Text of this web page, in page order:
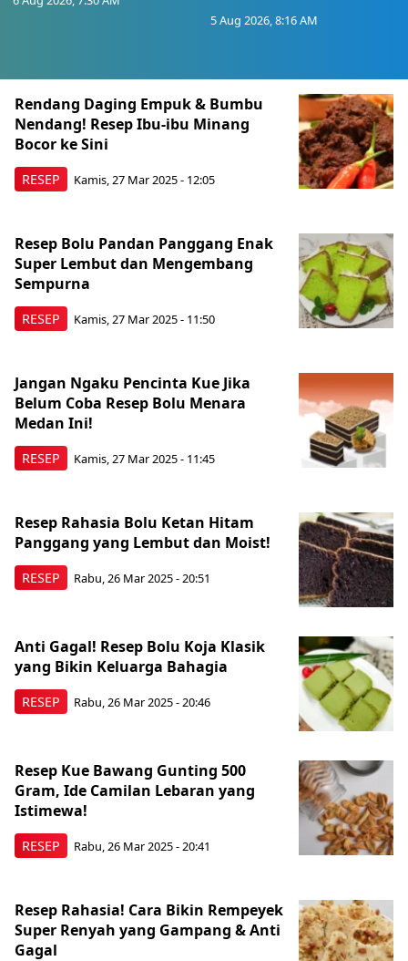
5 Aug 2026, 8:16 AM
RESEP
Rendang Daging Empuk & Bumbu
Nendang! Resep Ibu-ibu Minang
Bocor ke Sini
Kamis, 27 Mar 2025 - 12:05
RESEP
Resep Bolu Pandan Panggang Enak
Super Lembut dan Mengembang
Sempurna
Kamis, 27 Mar 2025 - 11:50
RESEP
Jangan Ngaku Pencinta Kue Jika
Belum Coba Resep Bolu Menara
Medan Ini!
Kamis, 27 Mar 2025 - 11:45
RESEP
Resep Rahasia Bolu Ketan Hitam
Panggang yang Lembut dan Moist!
Rabu, 26 Mar 2025 - 20:51
RESEP
Anti Gagal! Resep Bolu Koja Klasik
yang Bikin Keluarga Bahagia
Rabu, 26 Mar 2025 - 20:46
RESEP
Resep Kue Bawang Gunting 500
Gram, Ide Camilan Lebaran yang
Istimewa!
Rabu, 26 Mar 2025 - 20:41
Resep Rahasia! Cara Bikin Rempeyek
Super Renyah yang Gampang & Anti
Gagal